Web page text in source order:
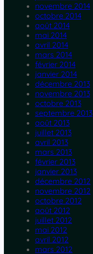
novembre 2014
octobre 2014
août 2014
mai 2014
avril 2014
mars 2014
février 2014
janvier 2014
décembre 2013
novembre 2013
octobre 2013
septembre 2013
août 2013
juillet 2013
avril 2013
mars 2013
février 2013
janvier 2013
décembre 2012
novembre 2012
octobre 2012
août 2012
juillet 2012
mai 2012
avril 2012
mars 2012